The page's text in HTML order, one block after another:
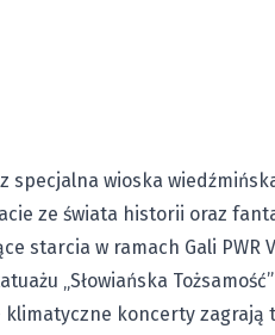
specjalna wioska
ze świata historii oraz
starcia w ramach Gali
„Słowiańska
koncerty zagrają